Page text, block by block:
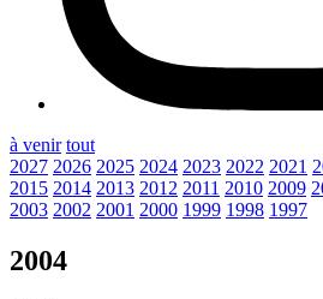
à venir tout
2027 2026 2025 2024 2023 2022 2021
2015 2014 2013 2012 2011 2010 2009
2003 2002 2001 2000 1999 1998 1997
2004